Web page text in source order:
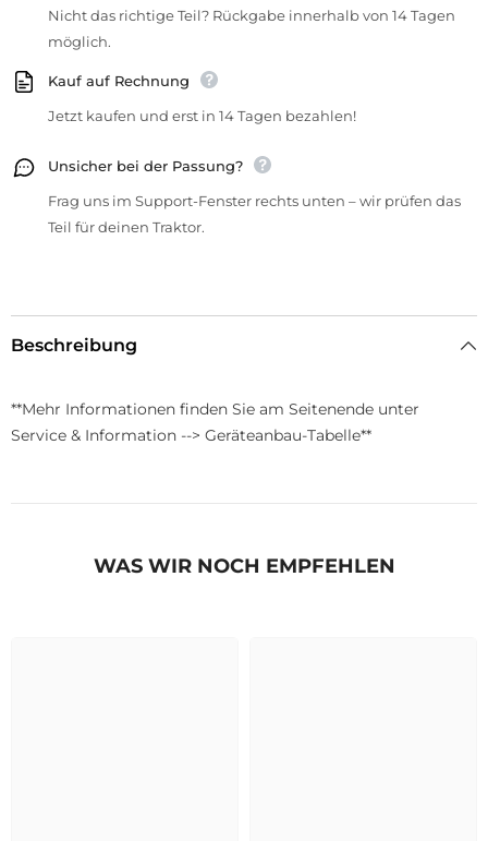
Nicht das richtige Teil? Rückgabe innerhalb von 14 Tagen
möglich.
Kauf auf Rechnung
Jetzt kaufen und erst in 14 Tagen bezahlen!
Unsicher bei der Passung?
Frag uns im Support-Fenster rechts unten – wir prüfen das
Teil für deinen Traktor.
Beschreibung
**Mehr Informationen finden Sie am Seitenende unter
Service & Information --> Geräteanbau-Tabelle**
WAS WIR NOCH EMPFEHLEN